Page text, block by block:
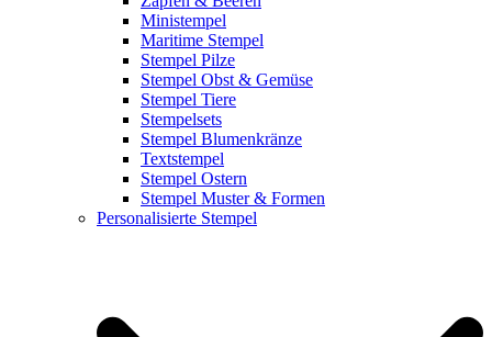
Ministempel
Maritime Stempel
Stempel Pilze
Stempel Obst & Gemüse
Stempel Tiere
Stempelsets
Stempel Blumenkränze
Textstempel
Stempel Ostern
Stempel Muster & Formen
Personalisierte Stempel